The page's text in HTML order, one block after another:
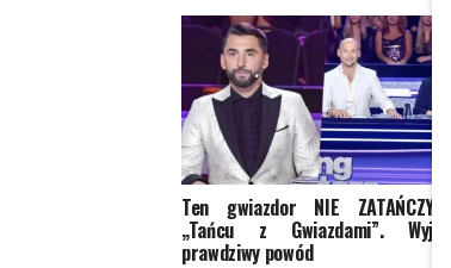
Ten gwiazdor NIE ZATAŃCZY w
„Tańcu z Gwiazdami”. Wyjawił
prawdziwy powód